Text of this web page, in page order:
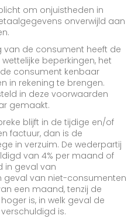
om onjuistheden in
onverwijld aan
van de consument heeft de
beperkingen, het
consument kenbaar
in rekening te brengen.
in deze voorwaarden
gemaakt.
blijft in de tijdige en/of
factuur, dan is de
in verzuim. De wederpartij
van 4% per maand of
in geval van
geval van niet-consumenten
een maand, tenzij de
is, in welk geval de
is.